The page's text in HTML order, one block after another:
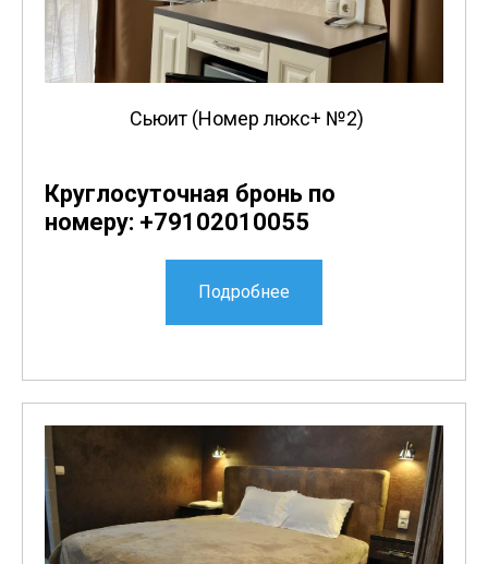
Сьюит (Номер люкс+ №2)
Круглосуточная бронь по
номеру: +79102010055
Подробнее